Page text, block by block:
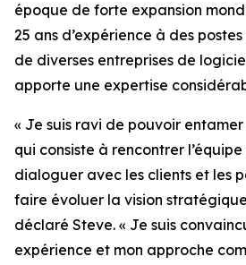
époque de forte expansion
25 ans d’expérience à des
de diverses entreprises de
apporte une expertise
« Je suis ravi de pouvoir
qui consiste à rencontrer l’équipe
dialoguer avec les clients et les
faire évoluer la vision
déclaré Steve. « Je suis
expérience et mon approche